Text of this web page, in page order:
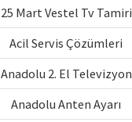
25 Mart Vestel Tv Tamiri
Acil Servis Çözümleri
Anadolu 2. El Televizyon
Anadolu Anten Ayarı